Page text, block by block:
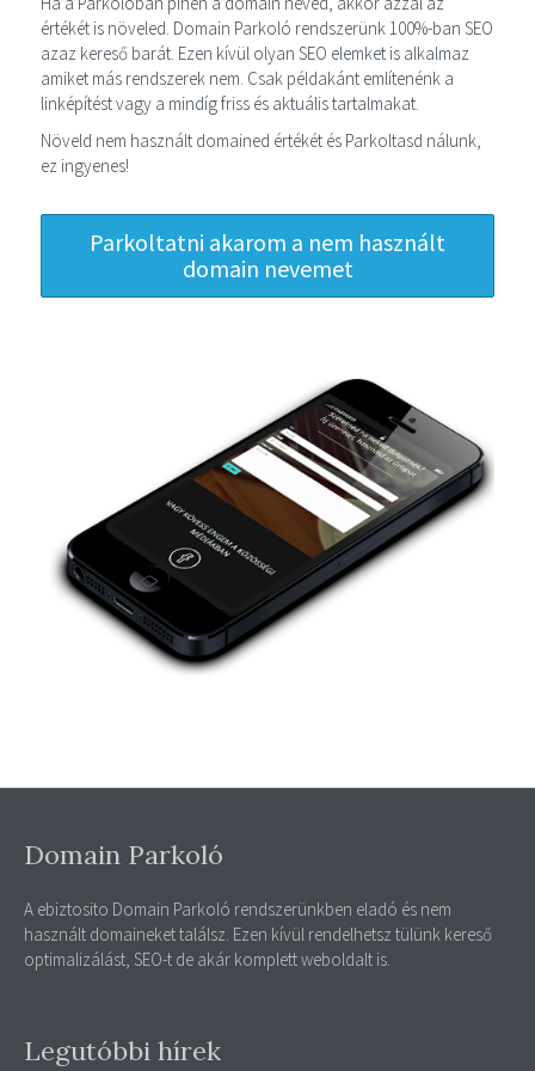
értékét is növeled. Domain Parkoló rendszerünk 100%-ban SEO
azaz kereső barát. Ezen kívül olyan SEO elemket is alkalmaz
amiket más rendszerek nem. Csak példakánt említenénk a
linképítést vagy a mindíg friss és aktuális tartalmakat.
Növeld nem használt domained értékét és Parkoltasd nálunk,
ez ingyenes!
Parkoltatni akarom a nem használt
domain nevemet
Domain Parkoló
A ebiztosito Domain Parkoló rendszerünkben eladó és nem
használt domaineket találsz. Ezen kívül rendelhetsz tülünk kereső
optimalizálást, SEO-t de akár komplett weboldalt is.
Legutóbbi hírek